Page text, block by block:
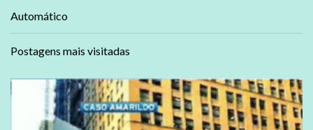
Automático
Postagens mais visitadas